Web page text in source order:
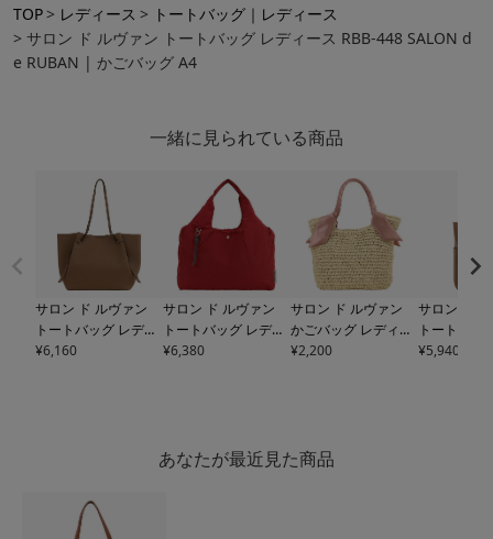
TOP レディース
トートバッグ｜レディース
サロン ド ルヴァン トートバッグ レディース RBB-448 SALON d
e RUBAN | かごバッグ A4
一緒に見られている商品
サロン ド ルヴァン
トートバッグ レディ
ースRBB-441 SALO
¥6,160
サロン ド ルヴァン
トートバッグ レディ
ースSRA-269 SALON
¥6,380
サロン ド ルヴァン
かごバッグ レディー
スRBB-450 SALON d
¥2,200
サロン ド
トートバッ
ースRBB-
¥5,940
あなたが最近見た商品